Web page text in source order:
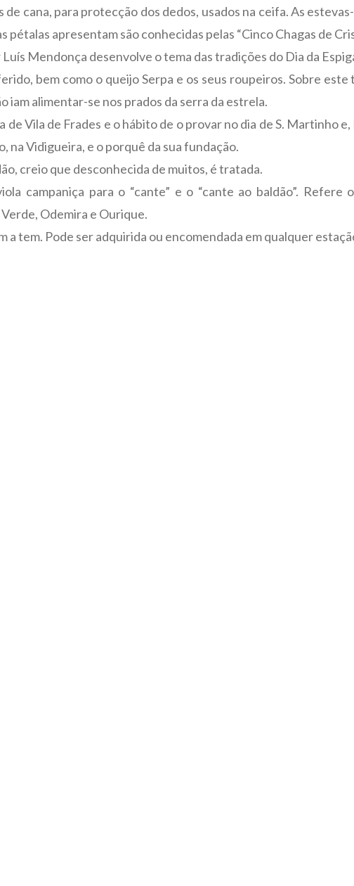
cana, para protecção dos dedos, usados na ceifa. As
pétalas apresentam são conhecidas pelas “Cinco Chagas de
Mendonça desenvolve o tema das tradições do Dia da
bem como o queijo Serpa e os seus roupeiros. Sobre
iam alimentar-se nos prados da serra da estrela.
de Vila de Frades e o hábito de o provar no dia de S. Martinho
na Vidigueira, e o porquê da sua fundação.
creio que desconhecida de muitos, é tratada.
campaniça para o “cante” e o “cante ao baldão”.
Odemira e Ourique.
a tem. Pode ser adquirida ou encomendada em qualquer